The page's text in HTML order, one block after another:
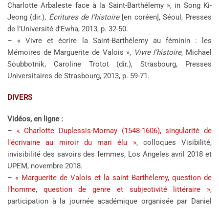
Charlotte Arbaleste face à la Saint-Barthélemy », in Song Ki-
Jeong (dir.), Écritures de l’histoire[en coréen], Séoul, Presses
de l’Université d’Ewha, 2013, p. 32-50.
– « Vivre et écrire la Saint-Barthélemy au féminin : les
Mémoires de Marguerite de Valois », Vivre l’histoire, Michael
Soubbotnik, Caroline Trotot (dir.), Strasbourg, Presses
Universitaires de Strasbourg, 2013, p. 59-71.
DIVERS
Vidéos, en ligne :
– « Charlotte Duplessis-Mornay (1548-1606), singularité de
l’écrivaine au miroir du mari élu », colloques Visibilité,
invisibilité des savoirs des femmes, Los Angeles avril 2018 et
UPEM, novembre 2018.
– « Marguerite de Valois et la saint Barthélemy, question de
l’homme, question de genre et subjectivité littéraire »,
participation à la journée académique organisée par Daniel